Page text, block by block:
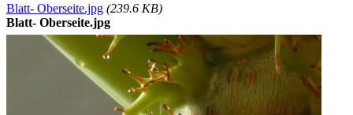
Blatt- Oberseite.jpg (239.6 KB)
Blatt- Oberseite.jpg